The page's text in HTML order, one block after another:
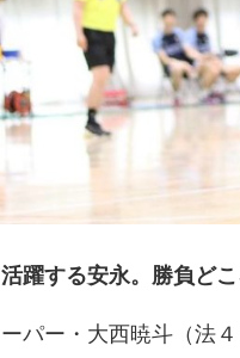
躍する安永。勝負ど
パー・大西暁斗（法